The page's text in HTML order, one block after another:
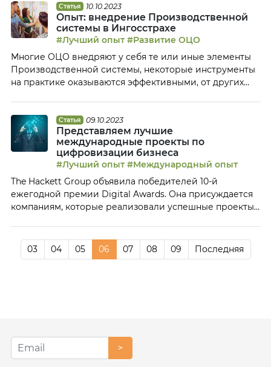
сотрудников и что дает для взаимодействия с
заказчиками Карта клиентского пути — об этом и о
многом другом Клуб […]
Статья 10.10.2023
Опыт: внедрение Производственной
системы в Ингосстрахе
#Лучший опыт #Развитие ОЦО
Многие ОЦО внедряют у себя те или иные элементы
Производственной системы, некоторые инструменты
на практике оказываются эффективными, от других
операционной работе Ингосстраха, рассказал Клубу
ОЦО о том, почему важен системный подход к
внедрению Производственной системы, каковы
основные принципы Производственной системы в их
компании и […]
Статья 09.10.2023
Представляем лучшие
международные проекты по
цифровизации бизнеса
#Лучший опыт #Международный опыт
The Hackett Group объявила победителей 10-й
ежегодной премии Digital Awards. Она присуждается
компаниям, которые реализовали успешные проекты
аналитики для автоматизации сквозных бизнес-
процессов. Среди победителей этого года —
03 04 05 06 07 08 09 Последняя
>